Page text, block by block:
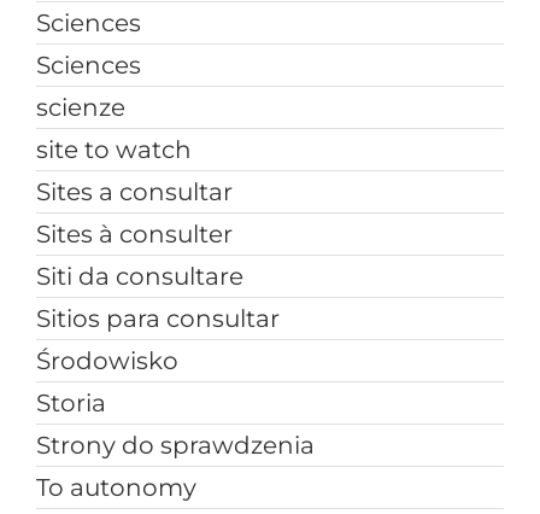
Sciences
Sciences
scienze
site to watch
Sites a consultar
Sites à consulter
Siti da consultare
Sitios para consultar
Środowisko
Storia
Strony do sprawdzenia
To autonomy